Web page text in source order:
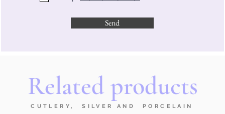
Send
Related products
CUTLERY, SILVER AND PORCELAIN